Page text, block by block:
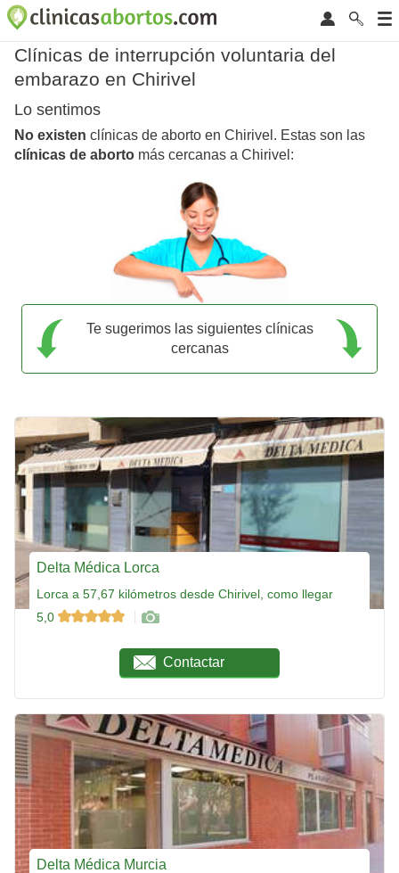
Clínicas de interrupción voluntaria del
embarazo en Chirivel
Lo sentimos
No existen clínicas de aborto en Chirivel. Estas son las
clínicas de aborto más cercanas a Chirivel:
Te sugerimos las siguientes clínicas
cercanas
Delta Médica Lorca
Lorca a 57,67 kilómetros desde Chirivel, como llegar
5,0
Contactar
Delta Médica Murcia